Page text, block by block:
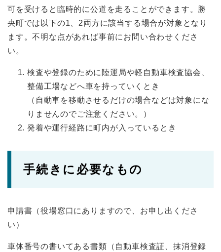
可を受けると臨時的に公道を走ることができます。勝
央町では以下の1、2両方に該当する場合が対象となり
ます。不明な点があれば事前にお問い合わせくださ
い。
検査や登録のために陸運局や軽自動車検査協会、
整備工場などへ車を持っていくとき
（自動車を移動させるだけの場合などは対象にな
りませんのでご注意ください。）
発着や運行経路に町内が入っているとき
手続きに必要なもの
申請書（役場窓口にありますので、お申し出くださ
い）
車体番号の書いてある書類（自動車検査証、抹消登録